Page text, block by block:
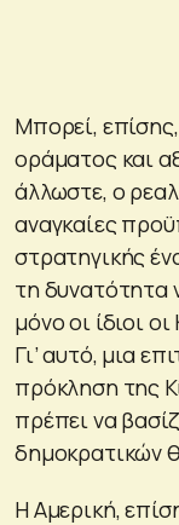
Μπορεί,
οράματος και
άλλωστε, ο
αναγκαίες
στρατηγικής
τη δυνατότητα
μόνο οι ίδιοι
Γι’ αυτό, μια
πρόκληση της
πρέπει να
δημοκρατικών
Η Αμερική,